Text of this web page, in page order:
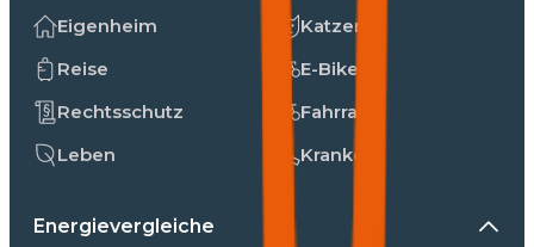
Eigenheim
Reise
Rechtsschutz
Leben
Katzen
E-Bike
Fahrrad
Kranken
Energievergleiche